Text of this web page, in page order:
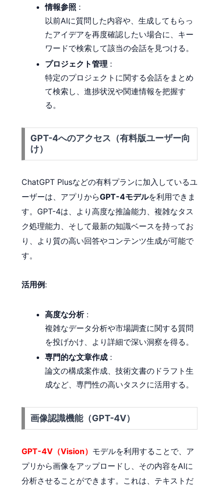
情報参照 :
以前AIに質問した内容や、生成してもらっ
たアイデアを再度確認したい場合に、キー
ワードで検索して該当の会話を見つける。
プロジェクト管理 :
特定のプロジェクトに関する会話をまとめ
て検索し、進捗状況や関連情報を把握す
る。
GPT-4へのアクセス（有料版ユーザー向
け）
ChatGPT Plusなどの有料プランに加入しているユ
ーザーは、アプリからGPT-4モデルを利用できま
す。GPT-4は、より高度な推論能力、複雑なタス
ク処理能力、そして最新の知識ベースを持ってお
り、より質の高い回答やコンテンツ生成が可能で
す。
活用例 :
高度な分析:
複雑なデータ分析や市場調査に関する質問
を投げかけ、より詳細で深い洞察を得る。
専門的な文章作成 :
論文の構成案作成、技術文書のドラフト生
成など、専門性の高いタスクに活用する。
画像認識機能（GPT-4V）
GPT-4V（Vision） モデルを利用することで、ア
プリから画像をアップロードし、その内容をAIに
分析させることができます。これは、テキストだ